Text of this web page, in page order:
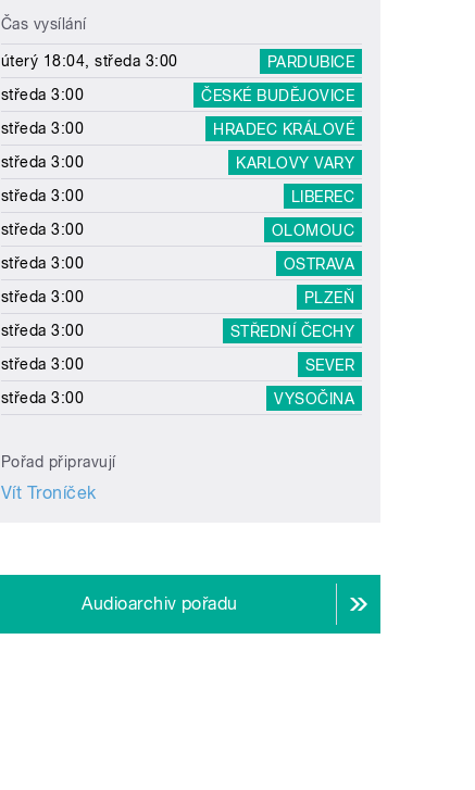
Čas vysílání
úterý 18:04, středa 3:00
PARDUBICE
středa 3:00
ČESKÉ BUDĚJOVICE
středa 3:00
HRADEC KRÁLOVÉ
středa 3:00
KARLOVY VARY
středa 3:00
LIBEREC
středa 3:00
OLOMOUC
středa 3:00
OSTRAVA
středa 3:00
PLZEŇ
středa 3:00
STŘEDNÍ ČECHY
středa 3:00
SEVER
středa 3:00
VYSOČINA
Pořad připravují
Vít Troníček
Audioarchiv pořadu